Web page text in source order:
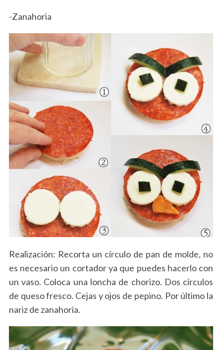
-Zanahoria
Realización: Recorta un círculo de pan de molde, no
es necesario un cortador ya que puedes hacerlo con
un vaso. Coloca una loncha de chorizo. Dos círculos
de queso fresco. Cejas y ojos de pepino. Por último la
nariz de zanahoria.